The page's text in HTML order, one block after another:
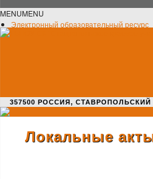
MENUMENU
Электронный образовательный ресурс
357500 РОССИЯ, СТАВРОПОЛЬСКИЙ
Локальные